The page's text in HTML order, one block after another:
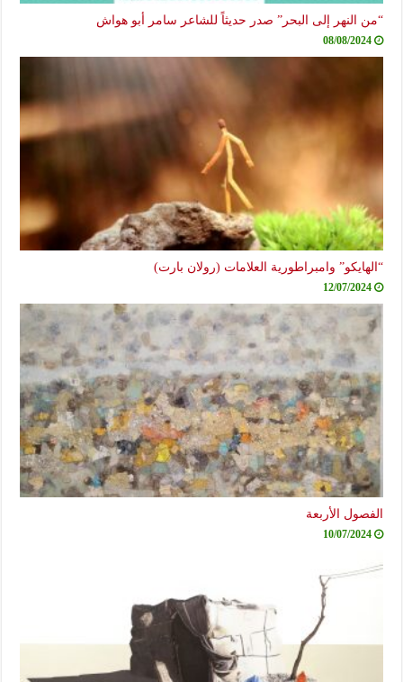
“من النهر إلى البحر” صدر حديثاً للشاعر سامر أبو هواش
08/08/2024
“الهايكو” وامبراطورية العلامات (رولان بارت)
12/07/2024
الفصول الأربعة
10/07/2024